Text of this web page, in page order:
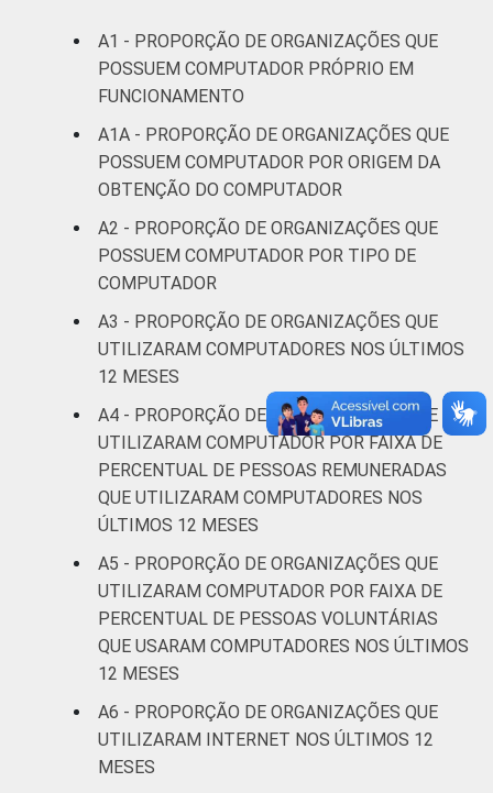
Educação, e
Pesquisa
27
Desenvolvimento
e Defesa de
Direitos
43 1
Religião 48
assistência
social
18 5
Outros 39 4
* Base: 2401 organizações sem fins
lucrativos que declararam usar computador e
contar com pessoas remuneradas. Dados
coletados entre outubro de 2013 e abril de
Fonte: NIC.br - out 2013 / abr 2014
A1 - PROPORÇÃO DE ORGANIZAÇÕES QUE
POSSUEM COMPUTADOR PRÓPRIO EM
FUNCIONAMENTO
A1A - PROPORÇÃO DE ORGANIZAÇÕES QUE
POSSUEM COMPUTADOR POR ORIGEM DA
OBTENÇÃO DO COMPUTADOR
A2 - PROPORÇÃO DE ORGANIZAÇÕES QUE
POSSUEM COMPUTADOR POR TIPO DE
COMPUTADOR
A3 - PROPORÇÃO DE ORGANIZAÇÕES QUE
UTILIZARAM COMPUTADORES NOS ÚLTIMOS
12 MESES
A4 - PROPORÇÃO DE ORGANIZAÇÕES QUE
UTILIZARAM COMPUTADOR POR FAIXA DE
PERCENTUAL DE PESSOAS REMUNERADAS
QUE UTILIZARAM COMPUTADORES NOS
ÚLTIMOS 12 MESES
A5 - PROPORÇÃO DE ORGANIZAÇÕES QUE
UTILIZARAM COMPUTADOR POR FAIXA DE
PERCENTUAL DE PESSOAS VOLUNTÁRIAS
QUE USARAM COMPUTADORES NOS ÚLTIMOS
12 MESES
A6 - PROPORÇÃO DE ORGANIZAÇÕES QUE
UTILIZARAM INTERNET NOS ÚLTIMOS 12
MESES